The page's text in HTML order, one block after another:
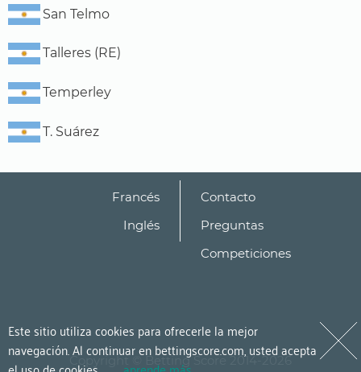
San Telmo
Talleres (RE)
Temperley
T. Suárez
Francés
Inglés
Contacto
Preguntas
Competiciones
Copyright © Betting Score 2014-2026
Este sitio utiliza cookies para ofrecerle la mejor
navegación. Al continuar en bettingscore.com, usted acepta